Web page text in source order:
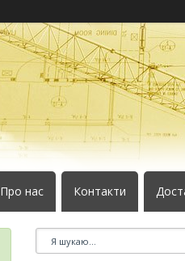
Про нас Контакти